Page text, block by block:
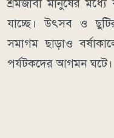
শ্রমজীবী মানুষের
যাচ্ছে। উৎসব ও
সমাগম ছাড়াও
পর্যটকদের আগমন ঘটে।